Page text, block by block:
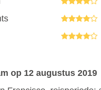
op 12 augustus 2019